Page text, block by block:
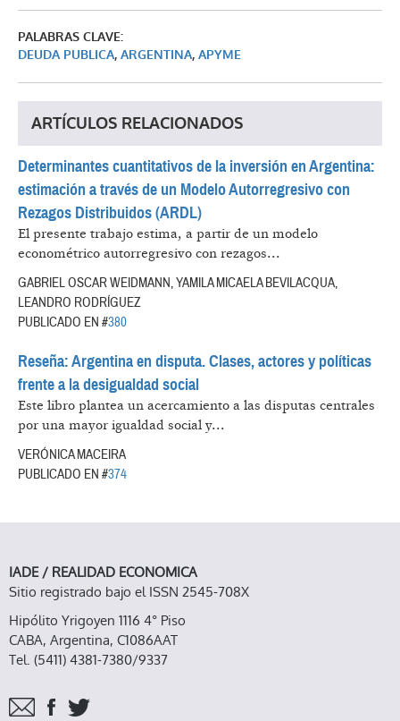
PALABRAS CLAVE:
DEUDA PUBLICA, ARGENTINA, APYME
ARTÍCULOS RELACIONADOS
Determinantes cuantitativos de la inversión en Argentina:
estimación a través de un Modelo Autorregresivo con
Rezagos Distribuidos (ARDL)
El presente trabajo estima, a partir de un modelo
econométrico autorregresivo con rezagos...
GABRIEL OSCAR WEIDMANN, YAMILA MICAELA BEVILACQUA,
LEANDRO RODRÍGUEZ
PUBLICADO EN #380
Reseña: Argentina en disputa. Clases, actores y políticas
frente a la desigualdad social
Este libro plantea un acercamiento a las disputas centrales
por una mayor igualdad social y...
VERÓNICA MACEIRA
PUBLICADO EN #374
IADE / REALIDAD ECONOMICA
Sitio registrado bajo el ISSN 2545-708X
Hipólito Yrigoyen 1116 4° Piso
CABA, Argentina, C1086AAT
Tel. (5411) 4381-7380/9337